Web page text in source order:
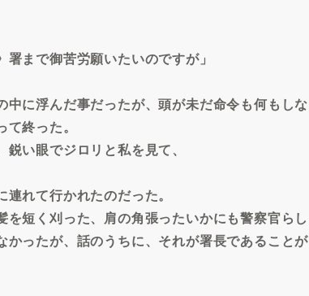
まで御苦労願いたいのですが」
に浮んだ事だったが、頭が未だ命令も何もしな
終った。
い眼でジロリと私を見て、
れて行かれたのだった。
短く刈った、肩の角張ったいかにも警察官らし
ったが、話のうちに、それが署長であることが